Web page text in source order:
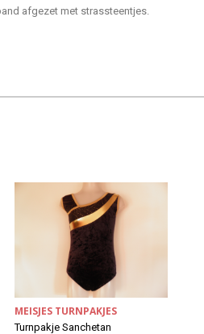
afgezet met strassteentjes.
MEISJES TURNPAKJES
Turnpakje Sanchetan